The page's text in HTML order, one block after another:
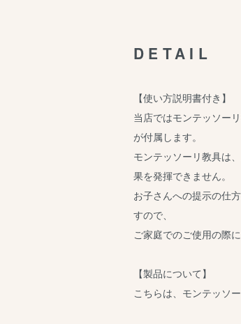
DETAIL
【使い方説明書付き】
当店ではモンテッソー
が付属します。
モンテッソーリ教具は
果を発揮できません。
お子さんへの提示の仕
すので、
ご家庭でのご使用の際
【製品について】
こちらは、モンテッソ